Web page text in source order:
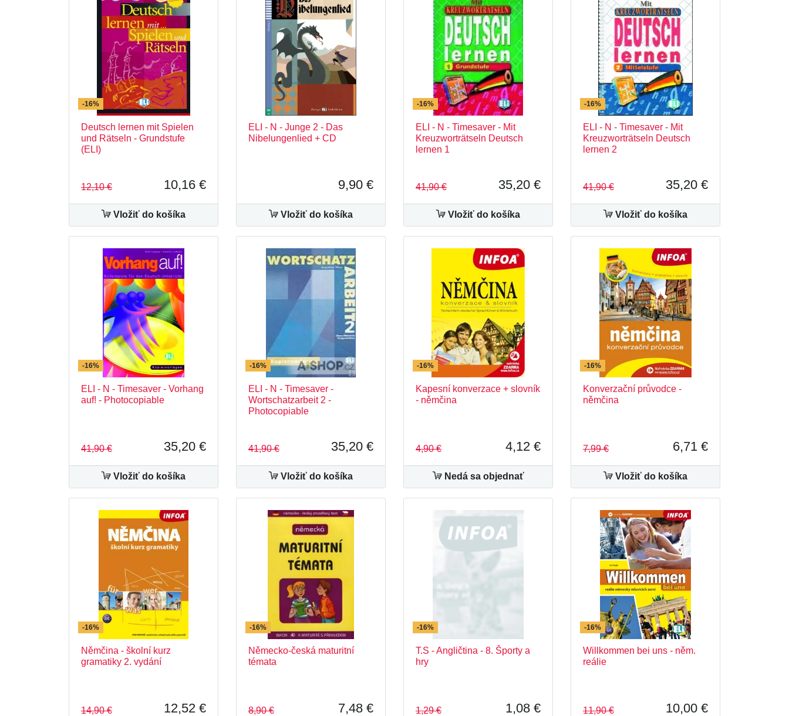
-16%
Deutsch lernen mit Spielen
und Rätseln - Grundstufe
(ELI)
12,10 € 10,16 €
Vložiť do košíka
ELI - N - Junge 2 - Das
Nibelungenlied + CD
9,90 €
Vložiť do košíka
-16%
ELI - N - Timesaver - Mit
Kreuzworträtseln Deutsch
lernen 1
41,90 € 35,20 €
Vložiť do košíka
-16%
ELI - N - Timesaver - Mit
Kreuzworträtseln Deutsch
lernen 2
41,90 € 35,20 €
Vložiť do košíka
-16%
ELI - N - Timesaver - Vorhang
auf! - Photocopiable
41,90 € 35,20 €
Vložiť do košíka
-16%
ELI - N - Timesaver -
Wortschatzarbeit 2 -
Photocopiable
41,90 € 35,20 €
Vložiť do košíka
-16%
Kapesní konverzace + slovník
- němčina
4,90 € 4,12 €
Nedá sa objednať
-16%
Konverzační průvodce -
němčina
7,99 € 6,71 €
Vložiť do košíka
-16%
Němčina - školní kurz
gramatiky 2. vydání
14,90 € 12,52 €
-16%
Německo-česká maturitní
témata
8,90 € 7,48 €
-16%
T.S - Angličtina - 8. Športy a
hry
1,29 € 1,08 €
-16%
Willkommen bei uns - něm.
reálie
11,90 € 10,00 €